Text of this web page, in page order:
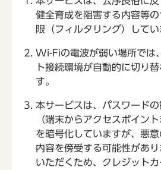
健全育成を阻害する内容等
限（フィルタリング）してい
Wi-Fiの電波が弱い場所では
ト接続環境が自動的に切り
す。
本サービスは、パスワード
（端末からアクセスポイン
を暗号化していますが、悪
内容を傍受する可能性があ
いただくため、クレジット